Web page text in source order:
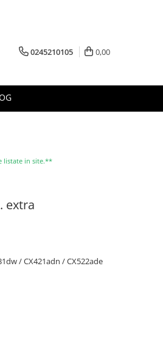
0245210105 0,00
listate in site.**
extra
/ CX421adn / CX522ade